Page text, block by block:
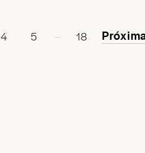
4 5 18